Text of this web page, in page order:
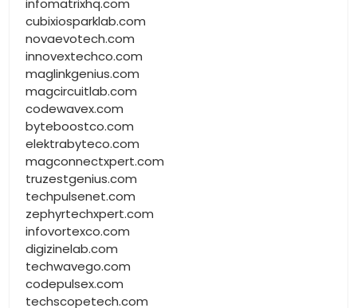
infomatrixhq.com
cubixiosparklab.com
novaevotech.com
innovextechco.com
maglinkgenius.com
magcircuitlab.com
codewavex.com
byteboostco.com
elektrabyteco.com
magconnectxpert.com
truzestgenius.com
techpulsenet.com
zephyrtechxpert.com
infovortexco.com
digizinelab.com
techwavego.com
codepulsex.com
techscopetech.com